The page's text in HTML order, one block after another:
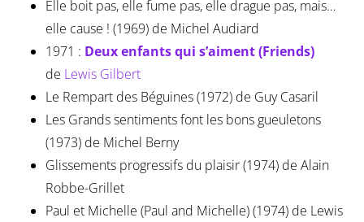
Elle boit pas, elle fume pas, elle drague pas, mais…
elle cause ! (1969) de Michel Audiard
1971 : Deux enfants qui s’aiment (Friends)
de Lewis Gilbert
Le Rempart des Béguines (1972) de Guy Casaril
Les Grands sentiments font les bons gueuletons
(1973) de Michel Berny
Glissements progressifs du plaisir (1974) de Alain
Robbe-Grillet
Paul et Michelle (Paul and Michelle) (1974) de Lewis